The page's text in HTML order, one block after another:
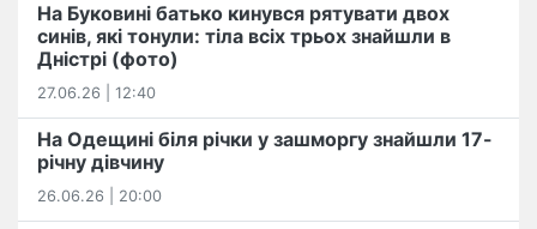
На Буковині батько кинувся рятувати двох
синів, які тонули: тіла всіх трьох знайшли в
Дністрі (фото)
27.06.26 | 12:40
На Одещині біля річки у зашморгу знайшли 17-
річну дівчину
26.06.26 | 20:00